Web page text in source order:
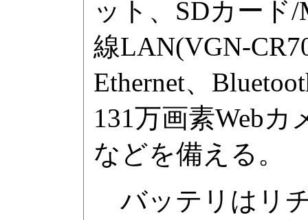
ット、SDカード
線LAN(VGN-
Ethernet、
131万画素Web
などを備える。
バッテリはリ